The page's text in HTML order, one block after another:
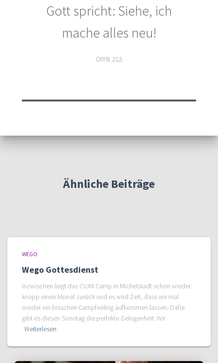
Gott spricht: Siehe, ich
mache alles neu!
OFFB. 21,5
Ähnliche Beiträge
WEGO
Wego Gottesdienst
Inzwischen liegt das CVJM Camp in Michelstadt schon wieder
knapp einen Monat zurück und es wird Zeit, dass wir mal
wieder ein bisschen Campfeeling aufkommen lassen. Dafür
gibt es diesen Sonntag die perfekte Gelegenheit: Wir
Weiterlesen